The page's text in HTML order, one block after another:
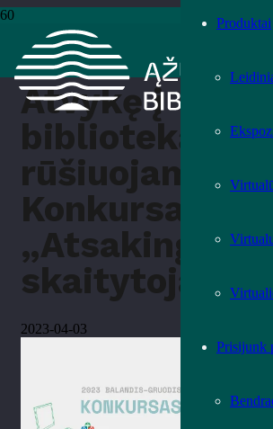
Produktai
Prisijunk
Atvykę į biblioteką rūšiuojame.
„Atsakingas skaitytojas“
Atvykę į
biblioteką
rūšiuojame.
Konkursas
„Atsakingas
skaitytojas“
2023-04-03